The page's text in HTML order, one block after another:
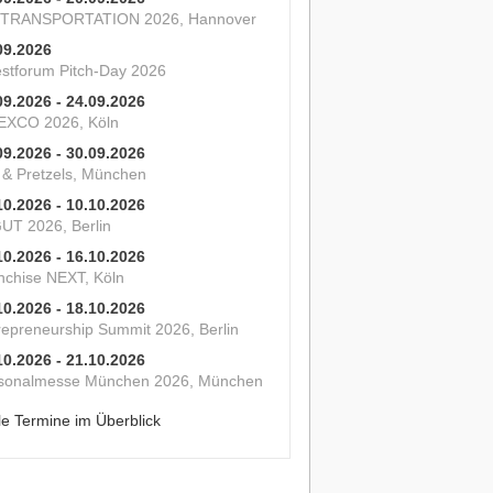
2026, Hannover
Pitch-Day 2026
- 24.09.2026
2026, Köln
- 30.09.2026
Pretzels, München
- 10.10.2026
2026, Berlin
- 16.10.2026
NEXT, Köln
- 18.10.2026
Summit 2026, Berlin
- 21.10.2026
München 2026, München
Termine im Überblick